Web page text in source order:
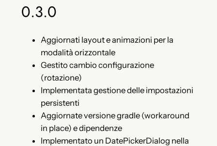
0.3.0
Aggiornati layout e animazioni per la
modalità orizzontale
Gestito cambio configurazione
(rotazione)
Implementata gestione delle impostazioni
persistenti
Aggiornate versione gradle (workaround
in place) e dipendenze
Implementato un DatePickerDialog nella